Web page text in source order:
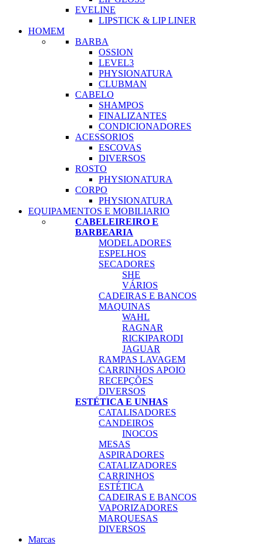
EVELINE
LIPSTICK & LIP LINER
HOMEM
BARBA
OSSION
LEVEL3
PHYSIONATURA
CLUBMAN
CABELO
SHAMPOS
FINALIZANTES
CONDICIONADORES
ACESSORIOS
ESCOVAS
DIVERSOS
ROSTO
PHYSIONATURA
CORPO
PHYSIONATURA
EQUIPAMENTOS E MOBILIARIO
CABELEIREIRO E
BARBEARIA
MODELADORES
ESPELHOS
SECADORES
SHE
VÁRIOS
CADEIRAS E BANCOS
MAQUINAS
WAHL
RAGNAR
RICKIPARODI
JAGUAR
RAMPAS LAVAGEM
CARRINHOS APOIO
RECEPÇÕES
DIVERSOS
ESTÉTICA E UNHAS
CATALISADORES
CANDEIROS
INOCOS
MESAS
ASPIRADORES
CATALIZADORES
CARRINHOS
ESTÉTICA
CADEIRAS E BANCOS
VAPORIZADORES
MARQUESAS
DIVERSOS
Marcas